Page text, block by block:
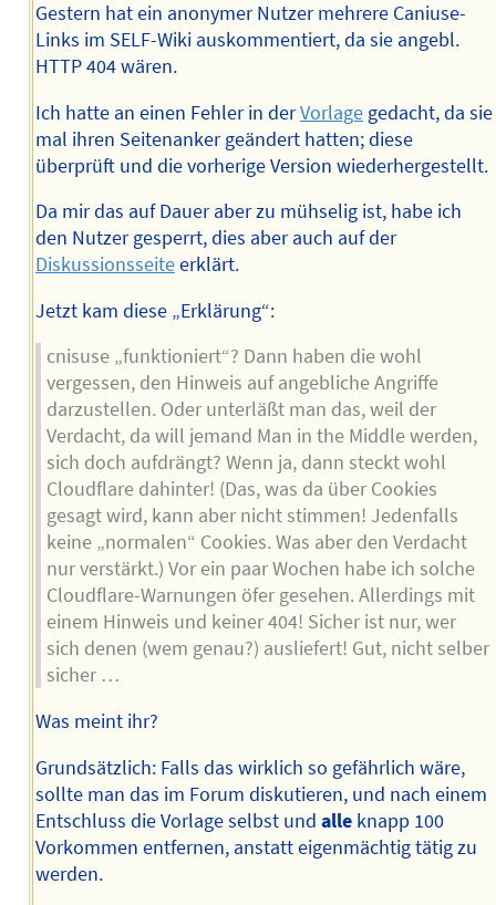
Gestern hat ein anonymer Nutzer mehrere Caniuse-
Links im SELF-Wiki auskommentiert, da sie angebl.
HTTP 404 wären.
Ich hatte an einen Fehler in derVorlagegedacht, da sie
mal ihren Seitenanker geändert hatten; diese
überprüft und die vorherige Version wiederhergestellt.
Da mir das auf Dauer aber zu mühselig ist, habe ich
den Nutzer gesperrt, dies aber auch auf der
Diskussionsseiteerklärt.
Jetzt kam diese „Erklärung“:
cnisuse „funktioniert“? Dann haben die wohl
vergessen, den Hinweis auf angebliche Angriffe
darzustellen. Oder unterläßt man das, weil der
Verdacht, da will jemand Man in the Middle werden,
sich doch aufdrängt? Wenn ja, dann steckt wohl
Cloudflare dahinter! (Das, was da über Cookies
gesagt wird, kann aber nicht stimmen! Jedenfalls
keine „normalen“ Cookies. Was aber den Verdacht
nur verstärkt.) Vor ein paar Wochen habe ich solche
Cloudflare-Warnungen öfer gesehen. Allerdings mit
einem Hinweis und keiner 404! Sicher ist nur, wer
sich denen (wem genau?) ausliefert! Gut, nicht selber
sicher …
Was meint ihr?
Grundsätzlich: Falls das wirklich so gefährlich wäre,
sollte man das im Forum diskutieren, und nach einem
Entschluss die Vorlage selbst und alleknapp 100
Vorkommen entfernen, anstatt eigenmächtig tätig zu
werden.